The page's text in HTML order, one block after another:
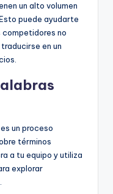
un alto volumen
puede ayudarte
no
en un
un proceso
términos
a tu equipo y utiliza
explorar